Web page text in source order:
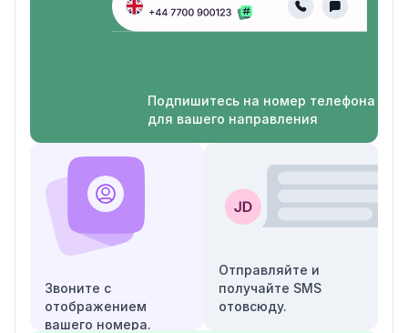
Подпишитесь на номер телефона
для вашего направления
Звоните с
отображением
вашего номера.
Отправляйте и
получайте SMS
отовсюду.